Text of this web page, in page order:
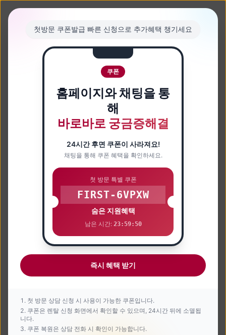
첫방문 쿠폰발급 빠른 신청으로 추가혜택 챙기세요
쿠폰
홈페이지와 채팅을 통
해
바로바로 궁금증해결
24시간 후면 쿠폰이 사라져요!
채팅을 통해 쿠폰 혜택을 확인하세요.
첫 방문 특별 쿠폰
FIRST-6VPXW
숨은 지원혜택
남은 시간: 23:59:49
즉시 혜택 받기
첫 방문 상담 신청 시 사용이 가능한 쿠폰입니다.
쿠폰은 렌탈 신청 화면에서 확인할 수 있으며, 24시간 뒤에 소멸됩
니다.
쿠폰 복원은 상담 전화 시 확인이 가능합니다.